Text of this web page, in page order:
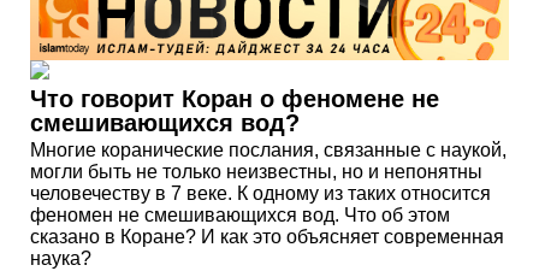
Что говорит Коран о феномене не
смешивающихся вод?
Многие коранические послания, связанные с наукой,
могли быть не только неизвестны, но и непонятны
человечеству в 7 веке. К одному из таких относится
феномен не смешивающихся вод. Что об этом
сказано в Коране? И как это объясняет современная
наука?